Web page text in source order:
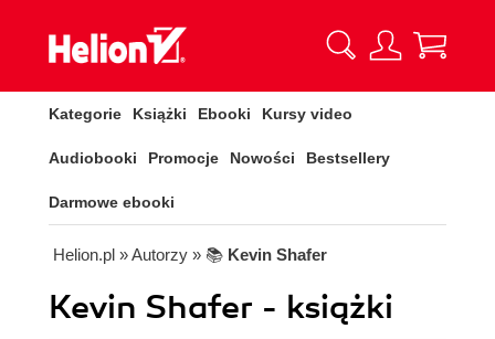
Kategorie Książki Ebooki Kursy video
Audiobooki Promocje Nowości Bestsellery
Darmowe ebooki
Helion.pl » Autorzy » 📚 Kevin Shafer
Kevin Shafer - książki